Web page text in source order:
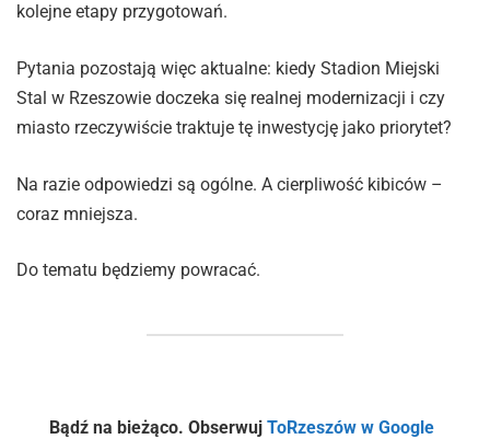
kolejne etapy przygotowań.
Pytania pozostają więc aktualne: kiedy Stadion Miejski
Stal w Rzeszowie doczeka się realnej modernizacji i czy
miasto rzeczywiście traktuje tę inwestycję jako priorytet?
Na razie odpowiedzi są ogólne. A cierpliwość kibiców –
coraz mniejsza.
Do tematu będziemy powracać.
Bądź na bieżąco. Obserwuj ToRzeszów w Google